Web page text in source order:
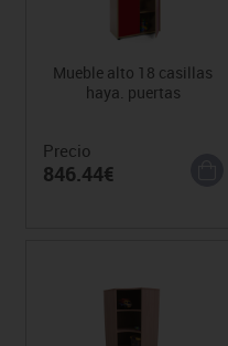
Mueble alto 18 casillas
haya. puertas
Precio
846.44€